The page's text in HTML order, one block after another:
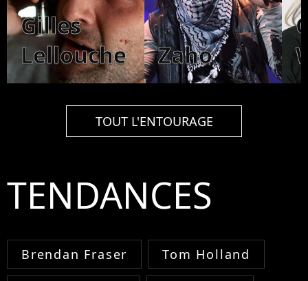
Gilles
Lellouche
Zaho
TOUT L'ENTOURAGE
TENDANCES
Brendan Fraser Tom Holland